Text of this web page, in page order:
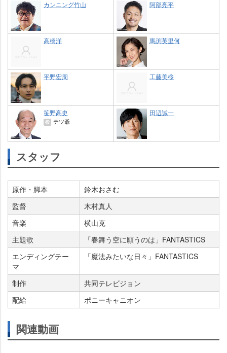
カンニング竹山 阿部亮平
高橋洋 馬渕英里何
平野宏周 工藤美桜
笹野高史
役 テツ爺
田辺誠一
スタッフ
原作・脚本
鈴木おさむ
監督
木村真人
音楽
横山克
主題歌
「春舞う空に願うのは」FANTASTICS
エンディングテー
マ
「魔法みたいな日々」FANTASTICS
制作
共同テレビジョン
配給
ポニーキャニオン
関連動画